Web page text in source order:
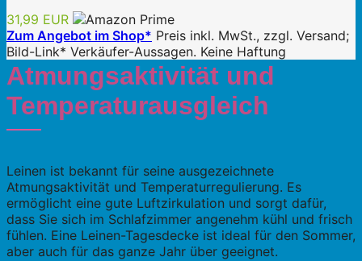
31,99 EUR
Zum Angebot im Shop* Preis inkl. MwSt., zzgl. Versand;
Bild-Link* Verkäufer-Aussagen. Keine Haftung
Atmungsaktivität und
Temperaturausgleich
Leinen ist bekannt für seine ausgezeichnete
Atmungsaktivität und Temperaturregulierung. Es
ermöglicht eine gute Luftzirkulation und sorgt dafür,
dass Sie sich im Schlafzimmer angenehm kühl und frisch
fühlen. Eine Leinen-Tagesdecke ist ideal für den Sommer,
aber auch für das ganze Jahr über geeignet.